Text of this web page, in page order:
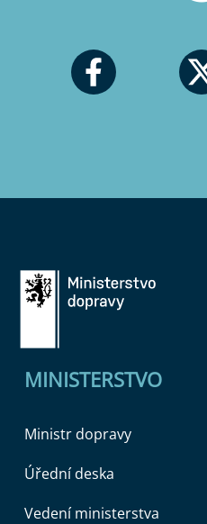
MINISTERSTVO
Ministr dopravy
Úřední deska
Vedení ministerstva